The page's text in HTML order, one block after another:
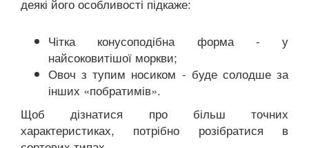
деякі його особливості підкаже:
Чітка конусоподібна форма - у
найсоковитішої моркви;
Овоч з тупим носиком - буде солодше за
інших «побратимів».
Щоб дізнатися про більш точних
характеристиках, потрібно розібратися в